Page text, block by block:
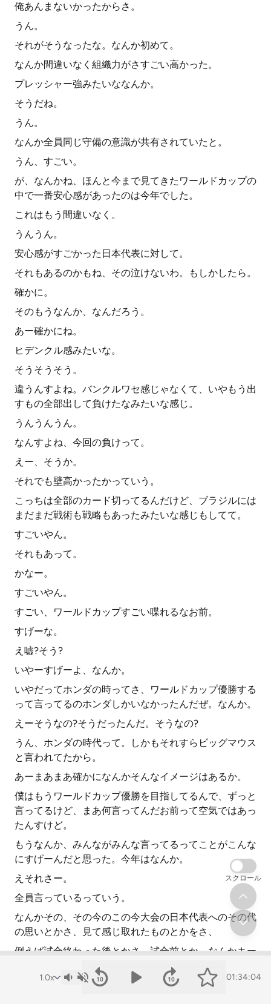
俺あんまないかったからさ。
うん。
それがそうなったな。なんか初めて。
なんか間違いなく組織力がさすごい高かった。
プレッシャー強みたいななんか。
そうだね。
うん。
なんか全員同じ守備の意識が共有されていたと。
うん、すごい。
が、なんかね、ほんと今まで見てきたワールドカップの
中で一番安心感があったのは今年でした。
これはもう間違いなく。
うんうん。
安心感がすごかった日本代表に対して。
それもあるのかもね、その泣けないわ。もしかしたら。
確かに。
そのもうなんか、なんだろう。
あー確かにね。
ヒデンクル感みたいな。
そうそうそう。
違うんすよね。バンクルワセ感じゃなくて、いやもう出
すもの全部出して負けたなみたいな感じ。
うんうんうん。
なんすよね、今回の負けって。
えー、そうか。
それでも壁高かったかっていう。
こっちは全部のカード切ってるんだけど、ブラジルには
まだまだ戦術も戦略もあったみたいな感じもしてて。
すごいやん。
それもあって。
かなー。
すごいやん。
すごい、ワールドカップすごい喋れるなお前。
すげーな。
え嘘?そう?
いやーすげーよ、なんか。
いやだってホンダの時ってさ、ワールドカップ優勝する
って言ってるのホンダしかいなかったんだぜ。なんか。
えーそうなの?そうだったんだ。そうなの?
うん、ホンダの時代って。しかもそれすらビッグマウス
と言われてたから。
あーまあまあ確かになんかそんなイメージはあるか。
僕はもうワールドカップ優勝を目指してるんで、ずっと
言ってるけど、まあ何言ってんだお前って空気ではあっ
たんすけど。
もうなんか、みんながみんな言ってるってことがこんな
にすげーんだと思った。今年はなんか。
えそれさー。
全員言っているっていう。
なんかその、その今のこの今大会の日本代表へのその代
の思いとかさ、見て感じ取れたものとかをさ、
例えば試合終わった後とかさ、試合前とか、なんかキー
ちゃんとご飯食べてる時とかに話したりすんの?
あーでも話すね。話す話す。終わった後とかめっちゃ話
01:34:04
スクロール